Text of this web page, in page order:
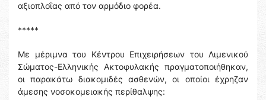
αξιοπλοΐας από τον αρμόδιο φορέα.
*****
Με μέριμνα του Κέντρου Επιχειρήσεων του Λιμενικού
Σώματος-Ελληνικής Ακτοφυλακής πραγματοποιήθηκαν,
οι παρακάτω διακομιδές ασθενών, οι οποίοι έχρηζαν
άμεσης νοσοκομειακής περίθαλψης: